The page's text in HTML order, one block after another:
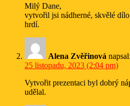
Milý Dane,
vytvořil jsi nádherné, skvělé
hrdí.
Alena Zvěřinová napsal:
25 listopadu, 2023 (2:04 pm)
Vytvořit prezentaci byl dobrý
udělal.